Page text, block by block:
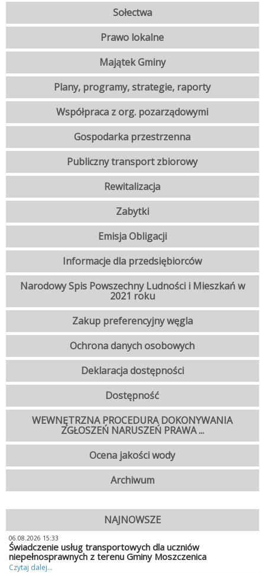
Sołectwa
Prawo lokalne
Majątek Gminy
Plany, programy, strategie, raporty
Współpraca z org. pozarządowymi
Gospodarka przestrzenna
Publiczny transport zbiorowy
Rewitalizacja
Zabytki
Emisja Obligacji
Informacje dla przedsiębiorców
Narodowy Spis Powszechny Ludności i Mieszkań w
2021 roku
Zakup preferencyjny węgla
Ochrona danych osobowych
Deklaracja dostępności
Dostępność
WEWNĘTRZNA PROCEDURA DOKONYWANIA
ZGŁOSZEŃ NARUSZEŃ PRAWA ...
Ocena jakości wody
Archiwum
NAJNOWSZE
06.08.2026 15:33
Świadczenie usług transportowych dla uczniów
niepełnosprawnych z terenu Gminy Moszczenica
Czytaj dalej...